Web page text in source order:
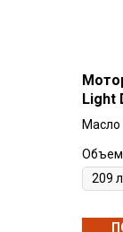
Light
Масло
Объем